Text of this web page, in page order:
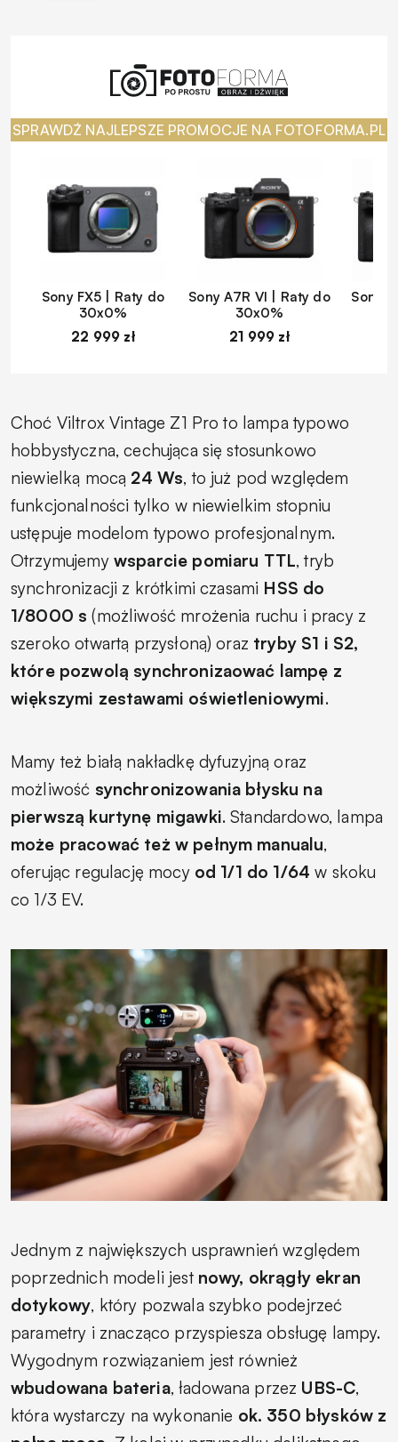
SPRAWDŹ NAJLEPSZE PROMOCJE NA FOTOFORMA.PL
Sony FX5 | Raty do
30x0%
22 999 zł
Sony A7R VI | Raty do
30x0%
21 999 zł
Sony
Choć Viltrox Vintage Z1 Pro to lampa typowo
hobbystyczna, cechująca się stosunkowo
niewielką mocą 24 Ws, to już pod względem
funkcjonalności tylko w niewielkim stopniu
ustępuje modelom typowo profesjonalnym.
Otrzymujemy wsparcie pomiaru TTL, tryb
synchronizacji z krótkimi czasami HSS do
1/8000 s (możliwość mrożenia ruchu i pracy z
szeroko otwartą przysłoną) oraz tryby S1 i S2,
które pozwolą synchronizaować lampę z
większymi zestawami oświetleniowymi.
Mamy też białą nakładkę dyfuzyjną oraz
możliwość synchronizowania błysku na
pierwszą kurtynę migawki. Standardowo, lampa
może pracować też w pełnym manualu,
oferując regulację mocy od 1/1 do 1/64 w skoku
co 1/3 EV.
Jednym z największych usprawnień względem
poprzednich modeli jest nowy, okrągły ekran
dotykowy, który pozwala szybko podejrzeć
parametry i znacząco przyspiesza obsługę lampy.
Wygodnym rozwiązaniem jest również
wbudowana bateria, ładowana przez UBS-C,
która wystarczy na wykonanie ok. 350 błysków z